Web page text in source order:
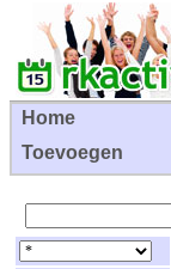
Home
Toevoegen